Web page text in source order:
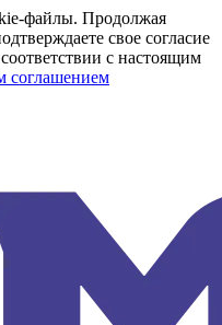
файлы. Продолжая
свое согласие
с настоящим
соглашением